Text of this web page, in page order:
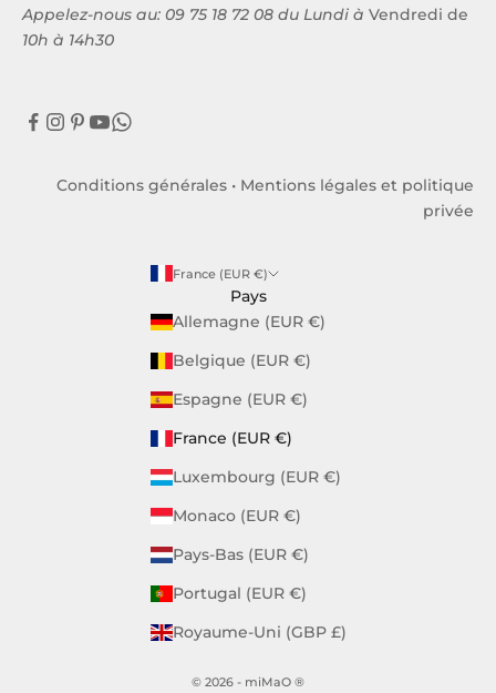
Appelez-nous au: 09 75 18 72 08 du Lundi à Vendredi de
10h à 14h30
Conditions générales • Mentions légales et politique
privée
France (EUR €)
Pays
Allemagne (EUR €)
Belgique (EUR €)
Espagne (EUR €)
France (EUR €)
Luxembourg (EUR €)
Monaco (EUR €)
Pays-Bas (EUR €)
Portugal (EUR €)
Royaume-Uni (GBP £)
© 2026 - miMaO ®